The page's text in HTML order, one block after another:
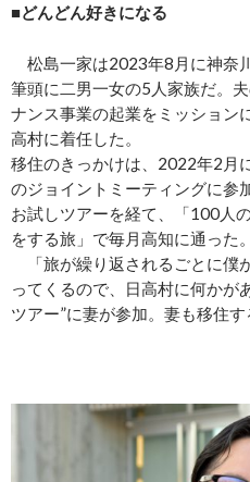
■どんどん好きになる
松島一家は2023年8月に神奈
筆頭に二男一女の5人家族だ。
ナンス事業の起業をミッション
高村に着任した。
移住のきっかけは、2022年2月
のジョイントミーティングに参
お試しツアーを経て、「100人
をする旅」で毎月高知に通った。
「旅が繰り返されるごとに僕
ってくるので、日高村に何かが
ツアー”に妻が参加。妻も移住す